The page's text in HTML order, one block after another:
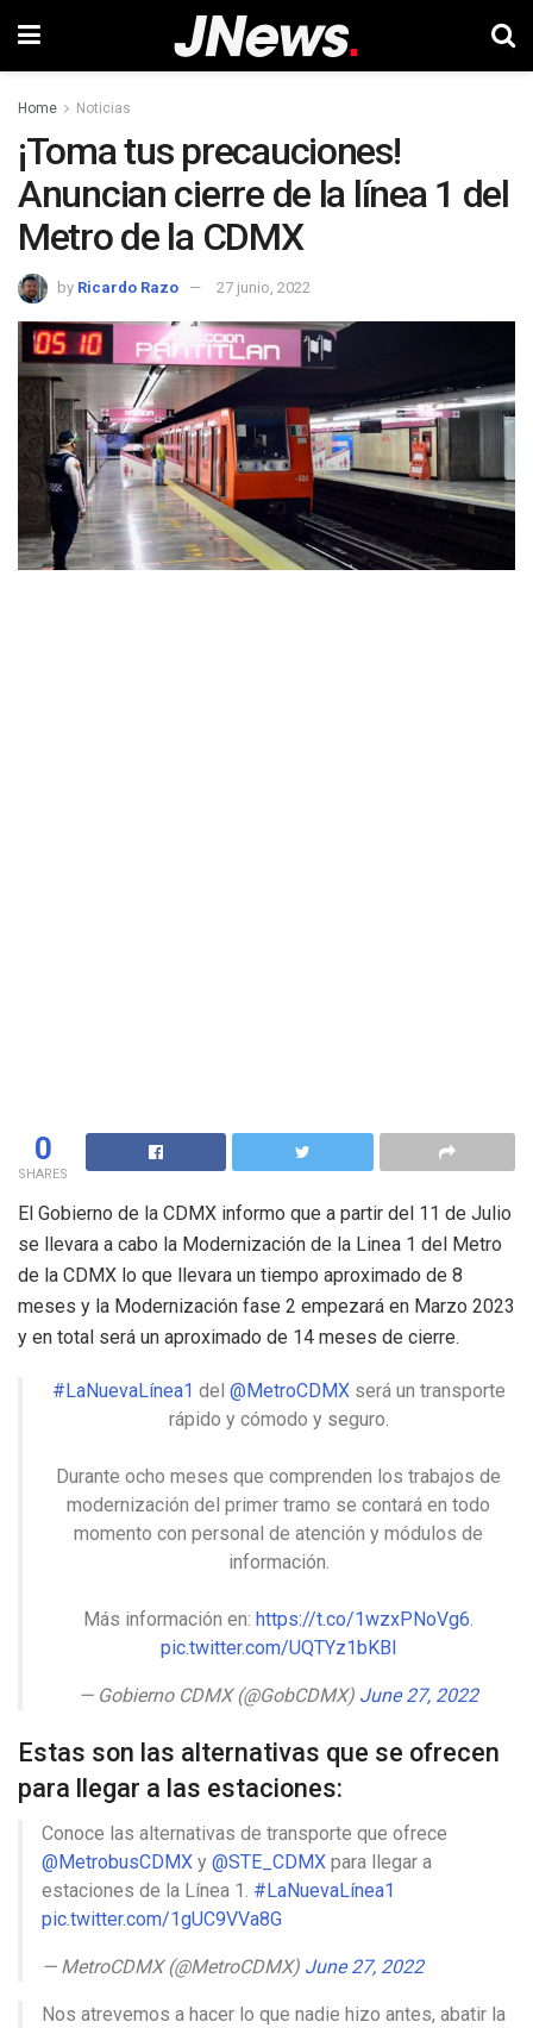
Home Noticias
¡Toma tus precauciones!
Anuncian cierre de la línea 1 del
Metro de la CDMX
by Ricardo Razo 27 junio, 2022
0
SHARES
El Gobierno de la CDMX informo que a partir del 11 de Julio
se llevara a cabo la Modernización de la Linea 1 del Metro
de la CDMX lo que llevara un tiempo aproximado de 8
meses y la Modernización fase 2 empezará en Marzo 2023
y en total será un aproximado de 14 meses de cierre.
#LaNuevaLínea1 del @MetroCDMXserá un transporte
rápido y cómodo y seguro.
Durante ocho meses que comprenden los trabajos de
modernización del primer tramo se contará en todo
momento con personal de atención y módulos de
información.
Más información en: https://t.co/1wzxPNoVg6
pic.twitter.com/UQTYz1bKBl
— Gobierno CDMX (@GobCDMX) June 27, 2022
Estas son las alternativas que se ofrecen
para llegar a las estaciones:
Conoce las alternativas de transporte que ofrece
@MetrobusCDMX y @STE_CDMX para llegar a
estaciones de la Línea 1. #LaNuevaLínea1
pic.twitter.com/1gUC9VVa8G
— MetroCDMX (@MetroCDMX) June 27, 2022
Nos atrevemos a hacer lo que nadie hizo antes, abatir la